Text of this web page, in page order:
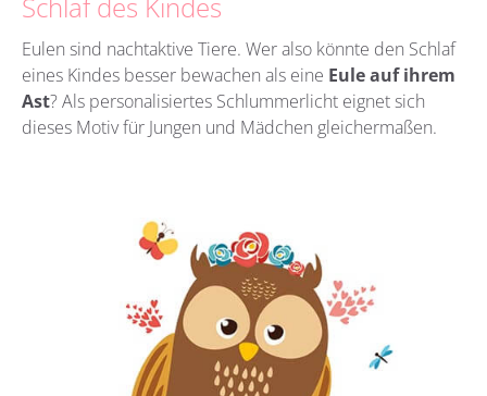
Eulen sind nachtaktive Tiere. Wer also könnte den Schlaf
eines Kindes besser bewachen als eine Eule auf ihrem
Ast? Als personalisiertes Schlummerlicht eignet sich
dieses Motiv für Jungen und Mädchen gleichermaßen.